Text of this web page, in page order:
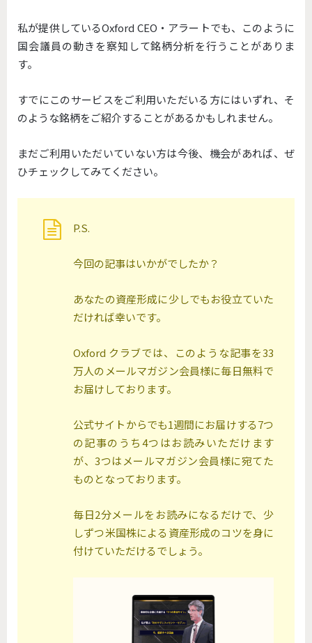
私が提供しているOxford CEO・アラートでも、このように
国会議員の動きを察知して銘柄分析を行うことがありま
す。
すでにこのサービスをご利用いただいる方にはいずれ、そ
のような銘柄をご紹介することがあるかもしれません。
まだご利用いただいていない方は今後、機会があれば、ぜ
ひチェックしてみてください。
P.S.
今回の記事はいかがでしたか？
あなたの資産形成に少しでもお役立ていた
だければ幸いです。
Oxford クラブでは、このような記事を33
万人のメールマガジン会員様に毎日無料で
お届けしております。
公式サイトからでも1週間にお届けする7つ
の記事のうち4つはお読みいただけます
が、3つはメールマガジン会員様に宛てた
ものとなっております。
毎日2分メールをお読みになるだけで、少
しずつ米国株による資産形成のコツを身に
付けていただけるでしょう。